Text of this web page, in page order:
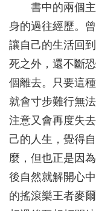
書中的兩個主
身的過往經歷。
讓自己的生活回
死之外，還不斷
個離去。只要這
就會寸步難行無
注意又會再度失
己的人生，覺得
麼，但也正是因
後自然就解開心
的搖滾樂王者麥